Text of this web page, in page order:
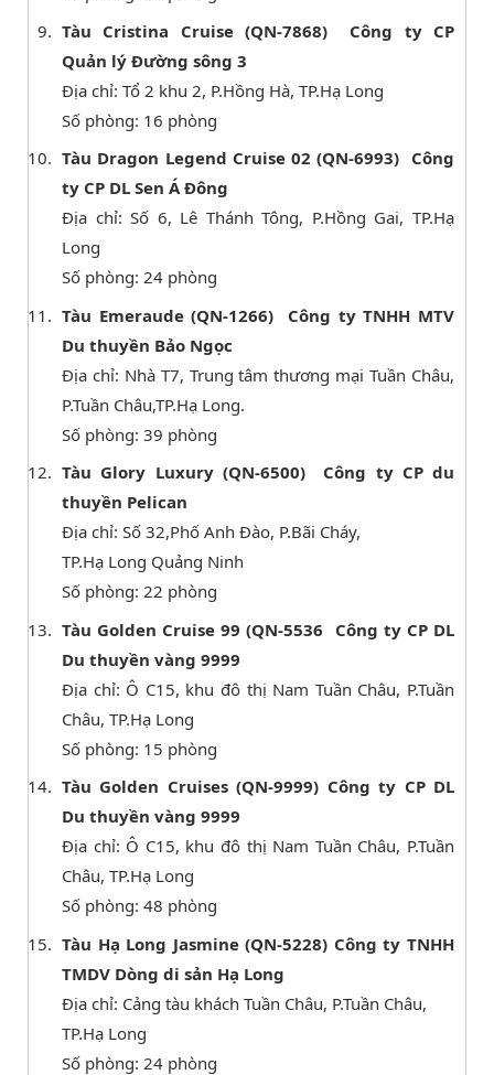
Tàu Cristina Cruise (QN-7868) Công ty CP
Quản lý Đường sông 3
Địa chỉ: Tổ 2 khu 2, P.Hồng Hà, TP.Hạ Long
Số phòng: 16 phòng
Tàu Dragon Legend Cruise 02 (QN-6993) Công
ty CP DL Sen Á Đông
Địa chỉ: Số 6, Lê Thánh Tông, P.Hồng Gai, TP.Hạ
Long
Số phòng: 24 phòng
Tàu Emeraude (QN-1266) Công ty TNHH MTV
Du thuyền Bảo Ngọc
Địa chỉ: Nhà T7, Trung tâm thương mại Tuần Châu,
P.Tuần Châu,TP.Hạ Long.
Số phòng: 39 phòng
Tàu Glory Luxury (QN-6500) Công ty CP du
thuyền Pelican
Địa chỉ: Số 32,Phố Anh Đào, P.Bãi Cháy,
TP.Hạ Long Quảng Ninh
Số phòng: 22 phòng
Tàu Golden Cruise 99 (QN-5536 Công ty CP DL
Du thuyền vàng 9999
Địa chỉ: Ô C15, khu đô thị Nam Tuần Châu, P.Tuần
Châu, TP.Hạ Long
Số phòng: 15 phòng
Tàu Golden Cruises (QN-9999) Công ty CP DL
Du thuyền vàng 9999
Địa chỉ: Ô C15, khu đô thị Nam Tuần Châu, P.Tuần
Châu, TP.Hạ Long
Số phòng: 48 phòng
Tàu Hạ Long Jasmine (QN-5228) Công ty TNHH
TMDV Dòng di sản Hạ Long
Địa chỉ: Cảng tàu khách Tuần Châu, P.Tuần Châu,
TP.Hạ Long
Số phòng: 24 phòng